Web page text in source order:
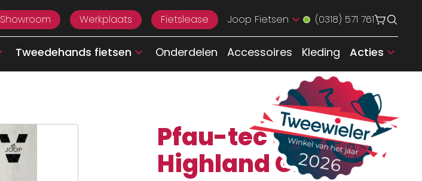
Showroom Werkplaats Fietslease Joop Fietsen (0318) 571 761
Tweedehands fietsen Onderdelen Accessoires Kleding Acties
Pfau-tec S3
Highland Grey